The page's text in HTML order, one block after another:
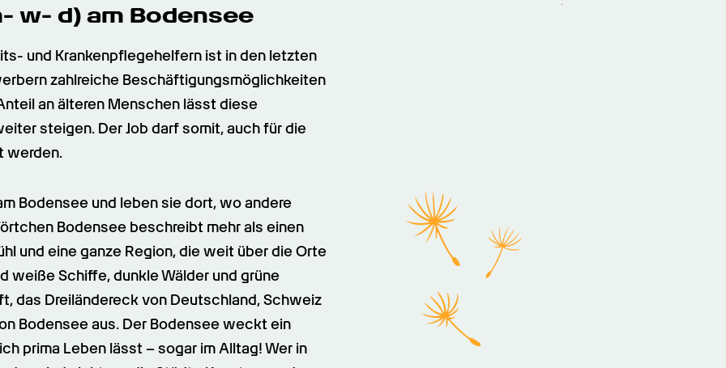
w- d) am Bodensee
und Krankenpflegehelfern ist in den letzten
zahlreiche Beschäftigungsmöglichkeiten
an älteren Menschen lässt diese
steigen. Der Job darf somit, auch für die
werden.
Bodensee und leben sie dort, wo andere
Bodensee beschreibt mehr als einen
und eine ganze Region, die weit über die Orte
weiße Schiffe, dunkle Wälder und grüne
das Dreiländereck von Deutschland, Schweiz
Bodensee aus. Der Bodensee weckt ein
prima Leben lässt – sogar im Alltag! Wer in